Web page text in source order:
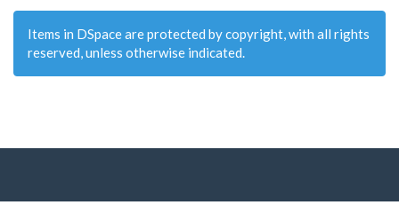
Items in DSpace are protected by copyright, with all rights
reserved, unless otherwise indicated.